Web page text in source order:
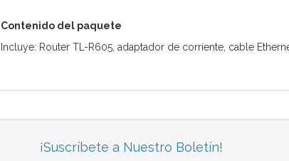
Contenido del paquete
Incluye: Router TL-R605, adaptador de corriente, cable
¡Suscríbete a Nuestro Boletín!